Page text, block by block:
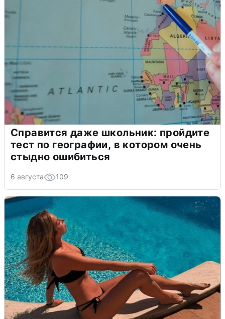
Справится даже школьник: пройдите
тест по географии, в котором очень
стыдно ошибиться
6 августа 109